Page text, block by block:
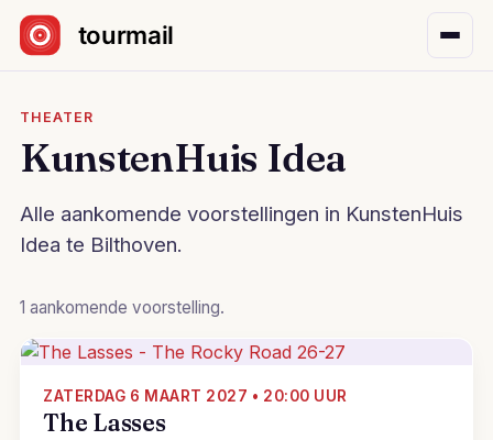
Sla navigatie over
THEATER
KunstenHuis Idea
Alle aankomende voorstellingen in KunstenHuis
Idea te Bilthoven.
1 aankomende voorstelling.
ZATERDAG 6 MAART 2027 • 20:00 UUR
The Lasses